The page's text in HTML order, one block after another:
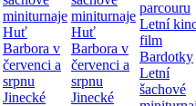
miniturnaje
Huť
Barbora v
červenci a
srpnu
Jinecké
miniturnaje
Huť
Barbora v
červenci a
srpnu
Jinecké
parcouru
Letní
film
Bardotky
Letní
šachové